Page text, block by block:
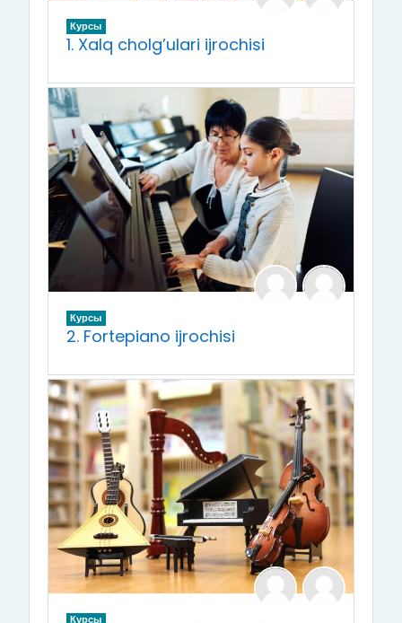
Курсы
1. Xalq cholg’ulari ijrochisi
Курсы
2. Fortepiano ijrochisi
Курсы